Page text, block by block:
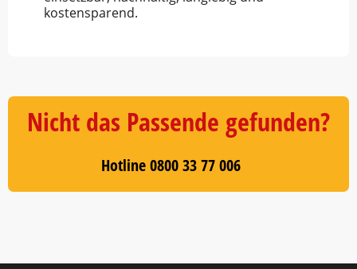
kostensparend.
Nicht das Passende gefunden?
Hotline 0800 33 77 006